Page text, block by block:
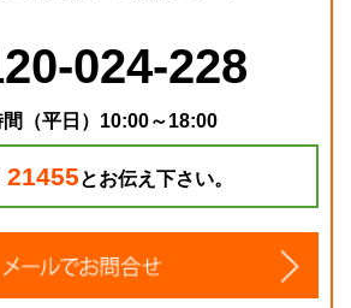
024-228
間（平日）10:00～18:00
21455とお伝え下さい。